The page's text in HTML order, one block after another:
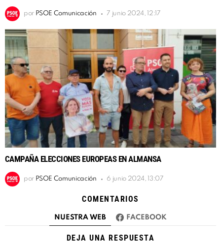
por PSOE Comunicación 7 junio 2024, 12:17
CAMPAÑA ELECCIONES EUROPEAS EN ALMANSA
por PSOE Comunicación 6 junio 2024, 13:07
COMENTARIOS
NUESTRA WEB FACEBOOK
DEJA UNA RESPUESTA